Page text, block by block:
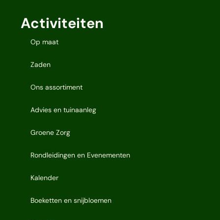
Activiteiten
Op maat
Zaden
Ons assortiment
Advies en tuinaanleg
Groene Zorg
Rondleidingen en Evenementen
Kalender
Boeketten en snijbloemen